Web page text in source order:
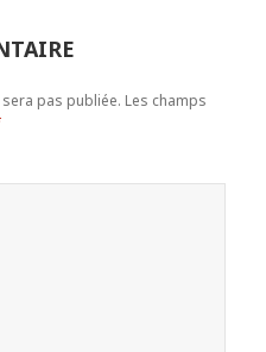
pas publiée. Les champs